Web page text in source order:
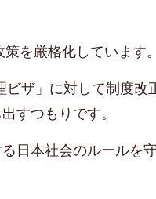
を厳格化しています。
ザ」に対して制度改
すつもりです。
日本社会のルールを